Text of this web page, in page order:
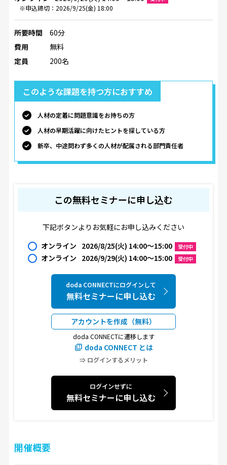
※申込締切：2026/9/25(金) 18:00
所要時間
60分
費用
無料
定員
200名
このような課題を持つ方におすすめ
人材の定着に問題意識をお持ちの方
人材の早期活躍に向けたヒントを探している方
新卒、中途問わず多くの人材が配属される部門責任者
この無料セミナーに申し込む
下記ボタンよりお気軽にお申し込みください
オンライン 2026/8/25(火) 14:00〜15:00 受付中
オンライン 2026/9/29(火) 14:00〜15:00 受付中
doda CONNECTにログインして
無料セミナーに申し込む
アカウントを作成（無料）
doda CONNECTに遷移します
doda CONNECT とは
⇒ ログインするメリット
ログインせずに
無料セミナーに申し込む
開催概要